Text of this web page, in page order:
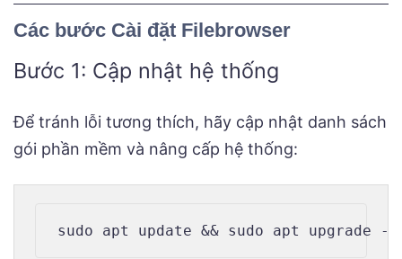
Các bước Cài đặt Filebrowser
Bước 1: Cập nhật hệ thống
Để tránh lỗi tương thích, hãy cập nhật danh sách
gói phần mềm và nâng cấp hệ thống: